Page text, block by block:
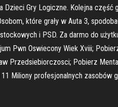
Dzieci Gry Logiczne. Kolejna
które grały w Auta 3,
i PSD. Za darmo do
Pwn Oswiecony Wiek Xviii;
Przedsiebiorczosci; Pobierz
Miliony profesjonalnych zasobów